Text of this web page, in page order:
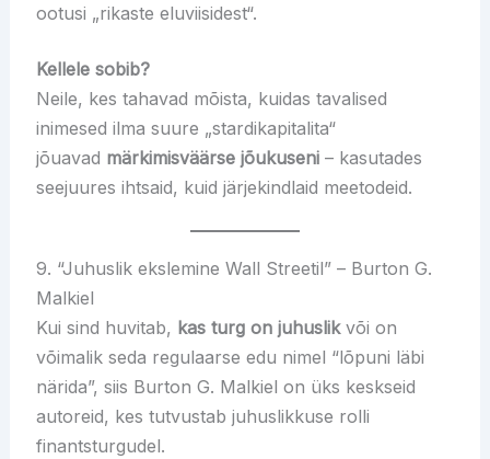
ootusi „rikaste eluviisidest“.
Kellele sobib?
Neile, kes tahavad mõista, kuidas tavalised
inimesed ilma suure „stardikapitalita“
jõuavad märkimisväärse jõukuseni– kasutades
seejuures ihtsaid, kuid järjekindlaid meetodeid.
9. “Juhuslik ekslemine Wall Streetil” – Burton G.
Malkiel
Kui sind huvitab, kas turg on juhuslikvõi on
võimalik seda regulaarse edu nimel “lõpuni läbi
närida”, siis Burton G. Malkiel on üks keskseid
autoreid, kes tutvustab juhuslikkuse rolli
finantsturgudel.